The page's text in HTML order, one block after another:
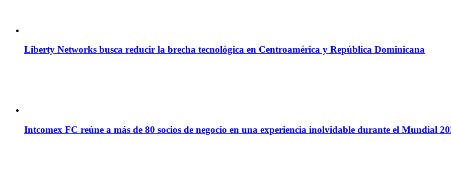
Liberty Networks busca reducir la brecha tecnológica en Centroamérica y República Dominicana
Intcomex FC reúne a más de 80 socios de negocio en una experiencia inolvidable durante el Mundial